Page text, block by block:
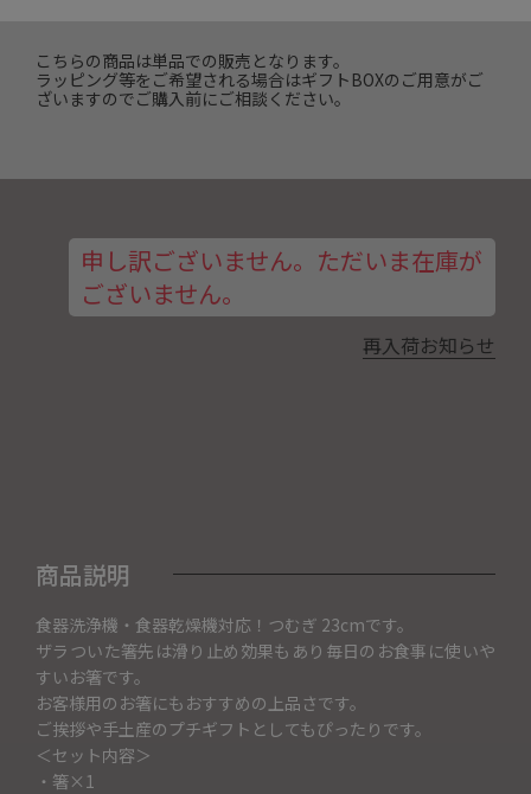
こちらの商品は単品での販売となります。
ラッピング等をご希望される場合はギフトBOXのご用意がご
ざいますのでご購入前にご相談ください。
申し訳ございません。ただいま在庫が
ございません。
再入荷お知らせ
商品説明
食器洗浄機・食器乾燥機対応！つむぎ 23cmです。
ザラついた箸先は滑り止め効果もあり毎日のお食事に使いや
すいお箸です。
お客様用のお箸にもおすすめの上品さです。
ご挨拶や手土産のプチギフトとしてもぴったりです。
＜セット内容＞
・箸×1